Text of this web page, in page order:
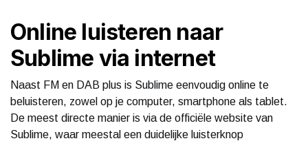
Online luisteren naar
Sublime via internet
Naast FM en DAB plus is Sublime eenvoudig online te
beluisteren, zowel op je computer, smartphone als tablet.
De meest directe manier is via de officiële website van
Sublime, waar meestal een duidelijke luisterknop